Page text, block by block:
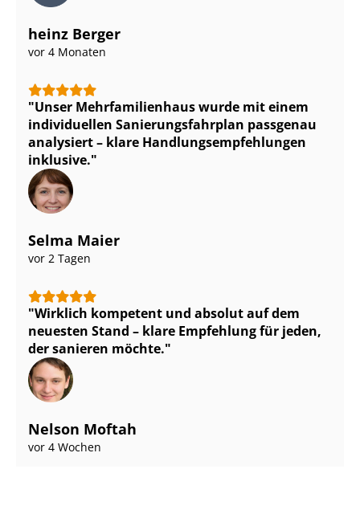
heinz Berger
vor 4 Monaten
Unser Mehr­fa­mi­li­en­haus wurde mit einem
individuellen Sa­nie­rungs­fahr­plan passgenau
analysiert – klare Hand­lungs­emp­feh­lun­gen
inklusive.
Selma Maier
vor 2 Tagen
Wirklich kompetent und absolut auf dem
neuesten Stand – klare Empfehlung für jeden,
der sanieren möchte.
Nelson Moftah
vor 4 Wochen